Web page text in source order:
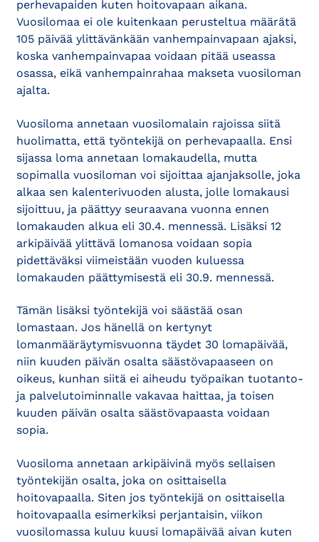
perhevapaiden kuten hoitovapaan aikana.
Vuosilomaa ei ole kuitenkaan perusteltua määrätä
105 päivää ylittävänkään vanhempainvapaan ajaksi,
koska vanhempainvapaa voidaan pitää useassa
osassa, eikä vanhempainrahaa makseta vuosiloman
ajalta.
Vuosiloma annetaan vuosilomalain rajoissa siitä
huolimatta, että työntekijä on perhevapaalla. Ensi
sijassa loma annetaan lomakaudella, mutta
sopimalla vuosiloman voi sijoittaa ajanjaksolle, joka
alkaa sen kalenterivuoden alusta, jolle lomakausi
sijoittuu, ja päättyy seuraavana vuonna ennen
lomakauden alkua eli 30.4. mennessä. Lisäksi 12
arkipäivää ylittävä lomanosa voidaan sopia
pidettäväksi viimeistään vuoden kuluessa
lomakauden päättymisestä eli 30.9. mennessä.
Tämän lisäksi työntekijä voi säästää osan
lomastaan. Jos hänellä on kertynyt
lomanmääräytymisvuonna täydet 30 lomapäivää,
niin kuuden päivän osalta säästövapaaseen on
oikeus, kunhan siitä ei aiheudu työpaikan tuotanto-
ja palvelutoiminnalle vakavaa haittaa, ja toisen
kuuden päivän osalta säästövapaasta voidaan
sopia.
Vuosiloma annetaan arkipäivinä myös sellaisen
työntekijän osalta, joka on osittaisella
hoitovapaalla. Siten jos työntekijä on osittaisella
hoitovapaalla esimerkiksi perjantaisin, viikon
vuosilomassa kuluu kuusi lomapäivää aivan kuten